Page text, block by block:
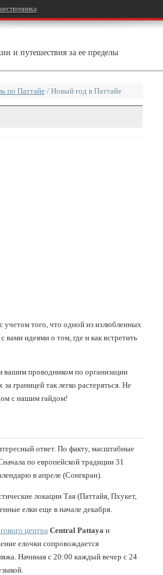
и путешествия за ее пределы
по Паттайе/ Новый год в Паттайе
учетом того, что одной из излюбленных
вами идеями о том, где и как встретить
вашим проводником по организации
границей так легко растеряться. Не
с нашим гайдом!
ответ. По факту, масштабные
по европейской традиции 31
в апреле (Сонгкран).
локации Тая (Паттайя, Пхукет,
елки еще в начале декабря.
центра Central Pattaya и
елочки сопровождается
Начиная с 20:00 каждый вечер с 24